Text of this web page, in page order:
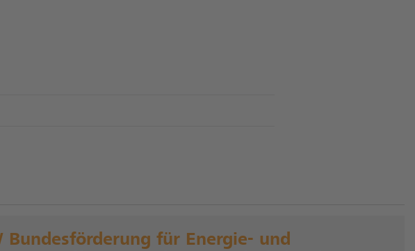
Bundesförderung für Energie- und